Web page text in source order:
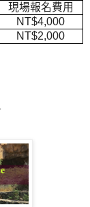
現場報名費用
NT$4,000
NT$2,000